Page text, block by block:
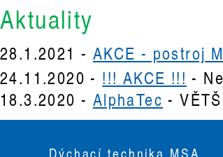
Aktuality
28.1.2021 - AKCE - postroj
bezkonkurenční cenu
24.11.2020 - !!! AKCE !!! -
18.3.2020 - AlphaTec -
BEZPEČNOST.
Dýchací technika MSA